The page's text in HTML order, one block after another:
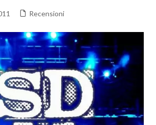
Recensioni